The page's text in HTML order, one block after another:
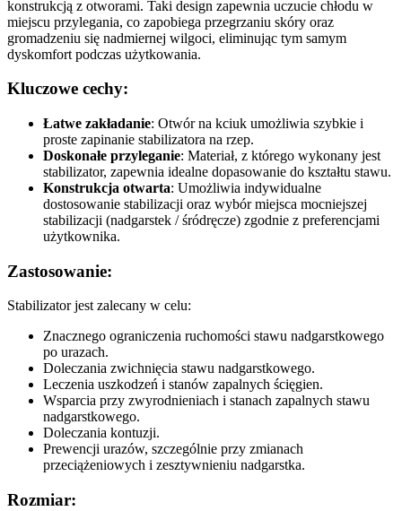
konstrukcją z otworami. Taki design zapewnia uczucie chłodu w
miejscu przylegania, co zapobiega przegrzaniu skóry oraz
gromadzeniu się nadmiernej wilgoci, eliminując tym samym
dyskomfort podczas użytkowania.
Kluczowe cechy:
Łatwe zakładanie: Otwór na kciuk umożliwia szybkie i
proste zapinanie stabilizatora na rzep.
Doskonałe przyleganie: Materiał, z którego wykonany jest
stabilizator, zapewnia idealne dopasowanie do kształtu stawu.
Konstrukcja otwarta: Umożliwia indywidualne
dostosowanie stabilizacji oraz wybór miejsca mocniejszej
stabilizacji (nadgarstek / śródręcze) zgodnie z preferencjami
użytkownika.
Zastosowanie:
Stabilizator jest zalecany w celu:
Znacznego ograniczenia ruchomości stawu nadgarstkowego
po urazach.
Doleczania zwichnięcia stawu nadgarstkowego.
Leczenia uszkodzeń i stanów zapalnych ścięgien.
Wsparcia przy zwyrodnieniach i stanach zapalnych stawu
nadgarstkowego.
Doleczania kontuzji.
Prewencji urazów, szczególnie przy zmianach
przeciążeniowych i zesztywnieniu nadgarstka.
Rozmiar: